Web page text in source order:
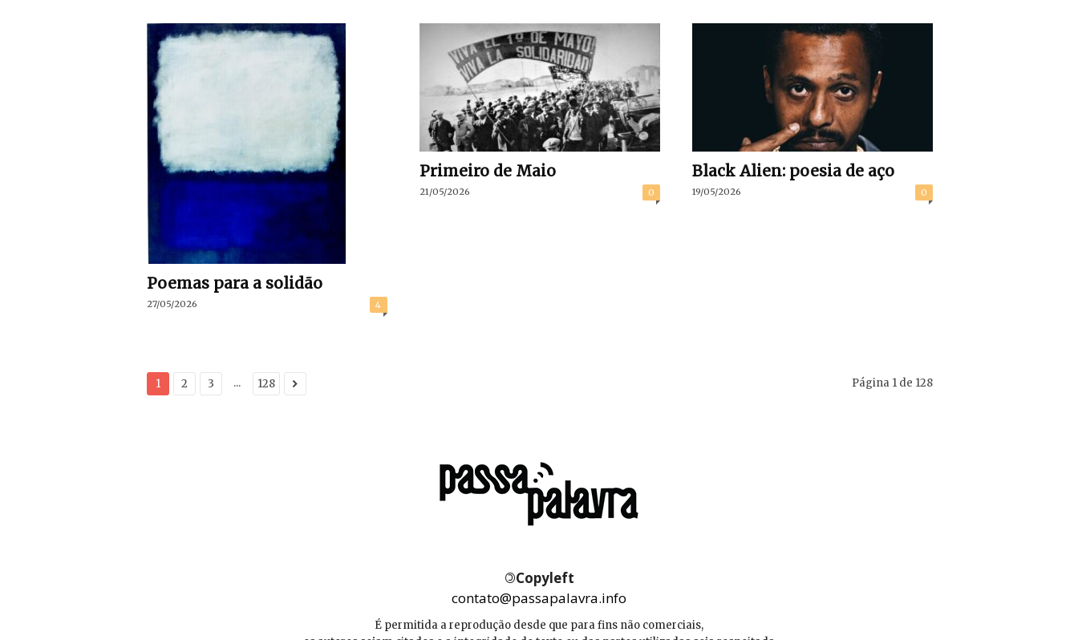
Poemas para a solidão
27/05/2026 4
Primeiro de Maio
21/05/2026 0
Black Alien: poesia de aço
19/05/2026 0
1 2 3 ... 128 Página 1 de 128
©Copyleft
contato@passapalavra.info
É permitida a reprodução desde que para fins não comerciais,